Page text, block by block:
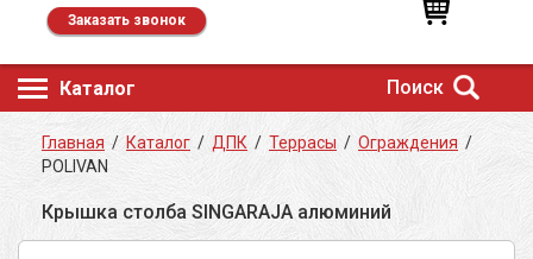
Заказать звонок
Каталог Поиск
Главная / Каталог / ДПК / Террасы / Ограждения /
POLIVAN
Крышка столба SINGARAJA алюминий